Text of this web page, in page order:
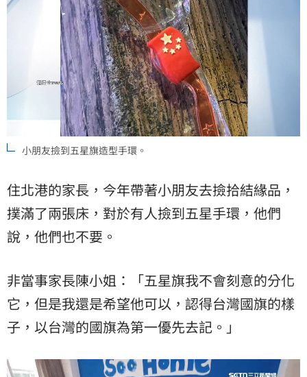
小朋友撿到五星旗造型手環。
住北港的家長，今年帶著小朋友去撿拾結緣品，
撲滿了兩張床，對於有人撿到五星手環，他們
說，他們也不要。
非當事家長陳小姐：「五星旗我不會刻意的分化
它，但是我還是希望他可以，認得台灣國旗的樣
子，以台灣的國旗為第一優先去記。」